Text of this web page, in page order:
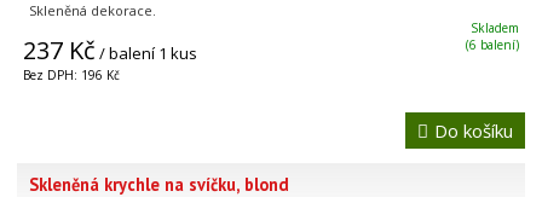
Skleněná dekorace.
237 Kč / balení 1 kus
Bez DPH: 196 Kč
Skladem
(6 balení)
Do košíku
Skleněná krychle na svíčku, blond